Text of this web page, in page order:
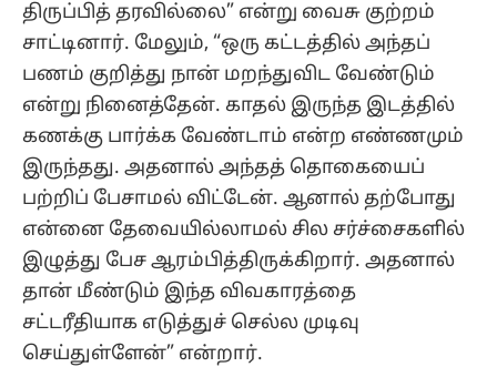
திருப்பித் தரவில்லை” என்று வைசு குற்றம்
சாட்டினார். மேலும், “ஒரு கட்டத்தில் அந்தப்
பணம் குறித்து நான் மறந்துவிட வேண்டும்
என்று நினைத்தேன். காதல் இருந்த இடத்தில்
கணக்கு பார்க்க வேண்டாம் என்ற எண்ணமும்
இருந்தது. அதனால் அந்தத் தொகையைப்
பற்றிப் பேசாமல் விட்டேன். ஆனால் தற்போது
என்னை தேவையில்லாமல் சில சர்ச்சைகளில்
இழுத்து பேச ஆரம்பித்திருக்கிறார். அதனால்
தான் மீண்டும் இந்த விவகாரத்தை
சட்டரீதியாக எடுத்துச் செல்ல முடிவு
செய்துள்ளேன்” என்றார்.